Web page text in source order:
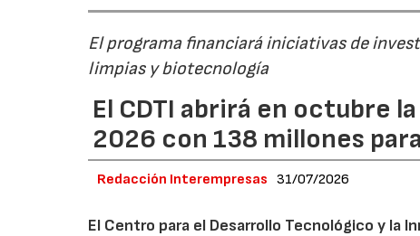
El programa financiará iniciativas de
limpias y biotecnología
El CDTI abrirá en octubre
2026 con 138 millones
Redacción Interempresas 31/07/2026
El Centro para el Desarrollo Tecnológico y la